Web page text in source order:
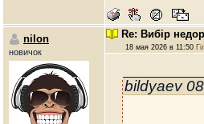
nilon
новичок
Re: Вибір
18 мая 2026 в 11:50
bildyaev